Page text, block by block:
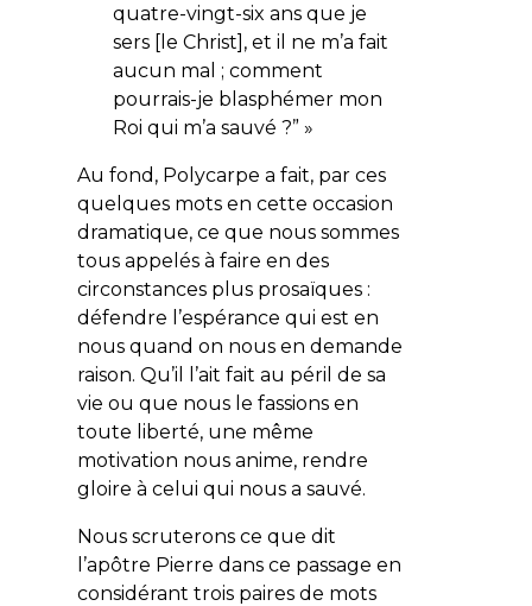
quatre-vingt-six ans que je
sers [le Christ], et il ne m’a fait
aucun mal ; comment
pourrais-je blasphémer mon
Roi qui m’a sauvé ?” »
Au fond, Polycarpe a fait, par ces
quelques mots en cette occasion
dramatique, ce que nous sommes
tous appelés à faire en des
circonstances plus prosaïques :
défendre l’espérance qui est en
nous quand on nous en demande
raison. Qu’il l’ait fait au péril de sa
vie ou que nous le fassions en
toute liberté, une même
motivation nous anime, rendre
gloire à celui qui nous a sauvé.
Nous scruterons ce que dit
l’apôtre Pierre dans ce passage en
considérant trois paires de mots